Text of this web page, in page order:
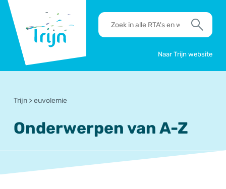
Trijn
RTA's
en
Zoek
Naar Trijn website
Trijn >euvolemie
Onderwerpen van A-Z